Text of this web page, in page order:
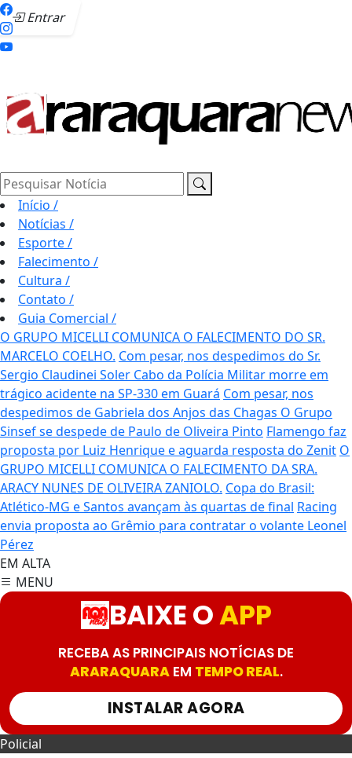
Entrar
Pesquisar Notícia
Início /
Notícias /
Esporte/
Falecimento /
Cultura /
Contato /
Guia Comercial /
O GRUPO MICELLI COMUNICA O FALECIMENTO DO SR.
MARCELO COELHO. Com pesar, nos despedimos do Sr.
Sergio Claudinei Soler Cabo da Polícia Militar morre em
trágico acidente na SP-330 em Guará Com pesar, nos
despedimos de Gabriela dos Anjos das Chagas O Grupo
Sinsef se despede de Paulo de Oliveira Pinto Flamengo faz
proposta por Luiz Henrique e aguarda resposta do Zenit O
GRUPO MICELLI COMUNICA O FALECIMENTO DA SRA.
ARACY NUNES DE OLIVEIRA ZANIOLO. Copa do Brasil:
Atlético-MG e Santos avançam às quartas de final Racing
envia proposta ao Grêmio para contratar o volante Leonel
Pérez
EM ALTA
MENU
BAIXE OAPP
RECEBA AS PRINCIPAIS NOTÍCIAS DE
ARARAQUARAEM TEMPO REAL.
INSTALAR AGORA
Policial